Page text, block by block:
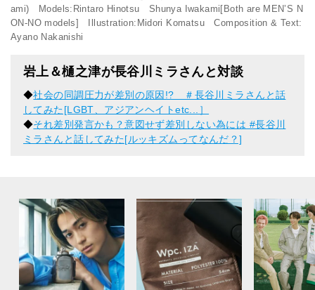
ami) Models:Rintaro Hinotsu Shunya Iwakami[Both are MEN’S N
ON-NO models] Illustration:Midori Komatsu Composition & Text:
Ayano Nakanishi
岩上＆樋之津が長谷川ミラさんと対談
◆社会の同調圧力が差別の原因!? ＃長谷川ミラさんと話
してみた[LGBT、アジアンヘイトetc...］
◆それ差別発言かも？意図せず差別しない為には #長谷川
ミラさんと話してみた[ルッキズムってなんだ？]